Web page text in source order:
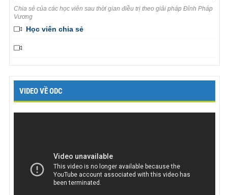
Chia sẻ của các học viên sau thời gian điều trị theo giải pháp Đỉnh Pháp
Vương
Học viên chia sẻ
VIDEO VỀ ODC